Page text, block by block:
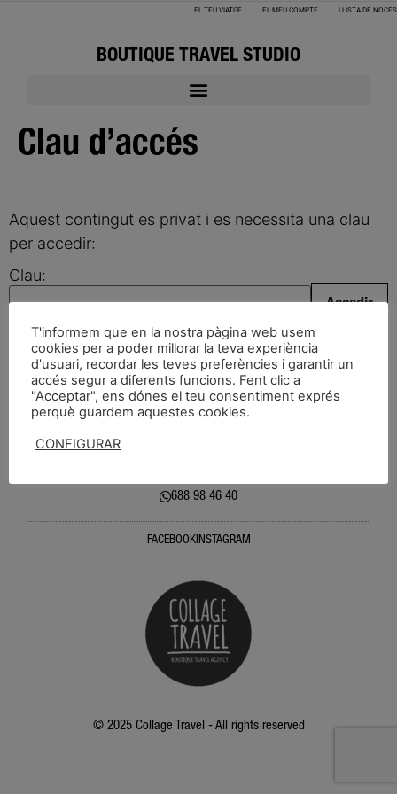
EL TEU VIATGE EL MEU COMPTE LLISTA DE NOCES
BOUTIQUE TRAVEL STUDIO
Clau d’accés
Aquest contingut es privat i es necessita una clau
per accedir:
Clau:
FAQS
688 98 46 40
FACEBOOKINSTAGRAM
© 2025 Collage Travel - All rights reserved
T'informem que en la nostra pàgina web usem
cookies per a poder millorar la teva experiència
d'usuari, recordar les teves preferències i garantir un
accés segur a diferents funcions. Fent clic a
"Acceptar", ens dónes el teu consentiment exprés
perquè guardem aquestes cookies.
CONFIGURAR